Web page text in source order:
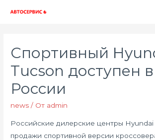
Спортивный
Tucson доступен в
России
news / От admin
Российские дилерские центры Hyundai
продажи спортивной версии